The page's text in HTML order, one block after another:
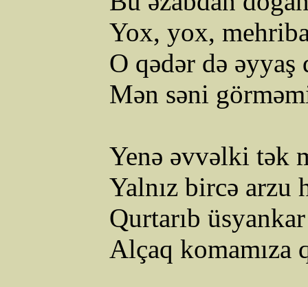
Yox, yox,
O qədər də
Mən səni
Yenə əvvəlki tək
Yalnız bircə arzu
Qurtarıb
Alçaq komamıza